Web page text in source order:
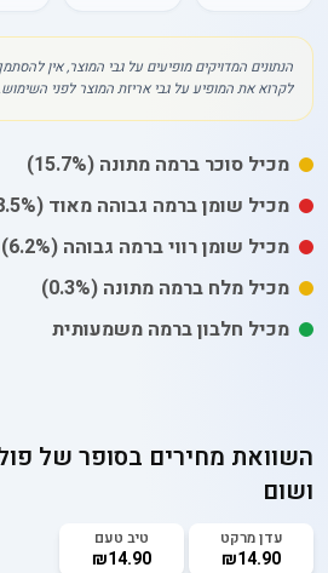
הנתונים המדויקים מופיעים על גבי המוצר, אין
לקרוא את המופיע על גבי אריזת המוצר לפני
מכיל סוכר ברמה מתונה (15.7%)
מכיל שומןברמה גבוהה מאוד (18.5%)
מכיל שומן רוויברמה גבוהה (6.2%)
מכיל מלח ברמה מתונה (0.3%)
מכיל חלבון ברמה משמעותית
השוואת מחירים בסופר של
ושום
עדן מרקט
₪14.90
טיב טעם
₪14.90